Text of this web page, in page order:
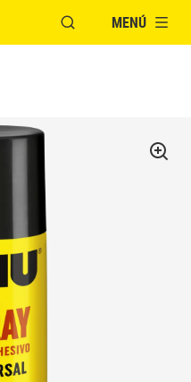
ABRIR VENTANA
MENÚ